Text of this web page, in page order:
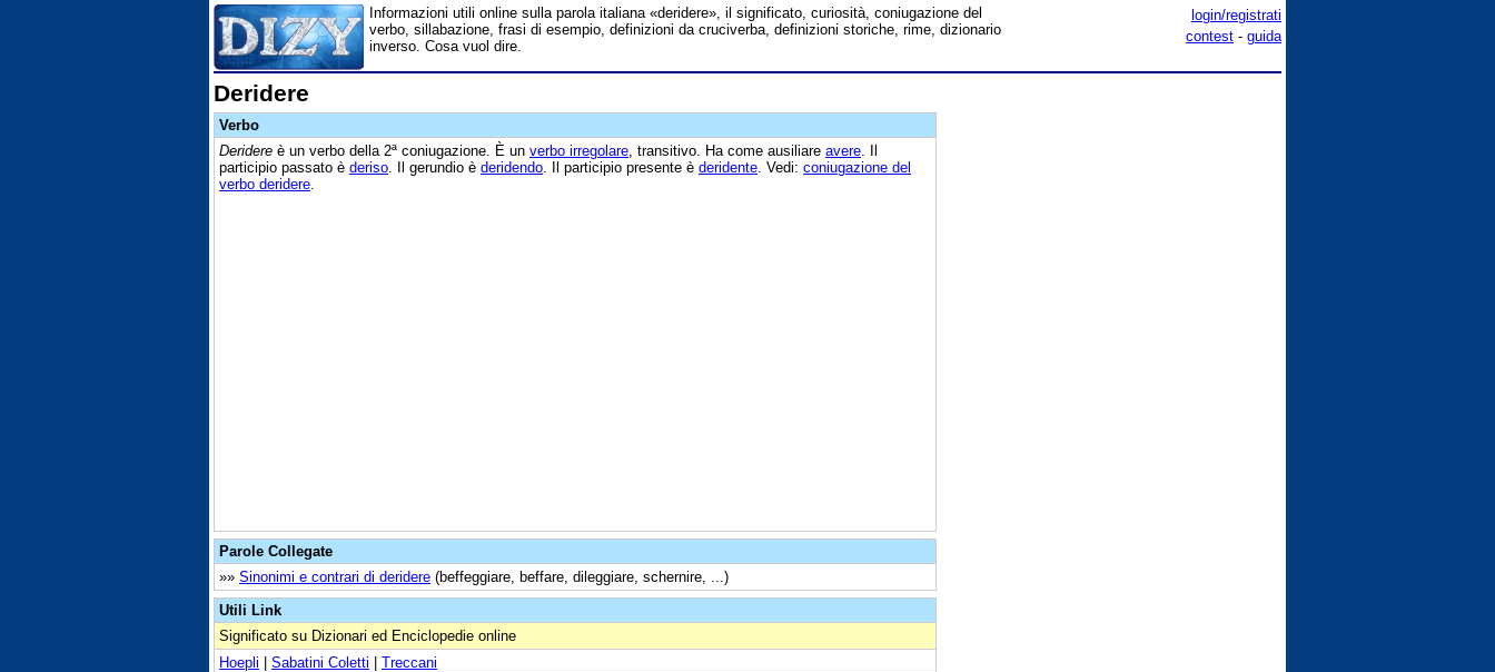
login/registrati
contest - guida
Informazioni utili online sulla parola italiana «deridere», il significato, curiosità, coniugazione del
verbo, sillabazione, frasi di esempio, definizioni da cruciverba, definizioni storiche, rime, dizionario
inverso. Cosa vuol dire.
Deridere
Verbo
Deridere è un verbo della 2ª coniugazione. È un verbo irregolare , transitivo. Ha come ausiliare avere . Il
participio passato è deriso . Il gerundio è deridendo . Il participio presente è deridente . Vedi: coniugazione del
verbo deridere
Parole Collegate
»» Sinonimi e contrari di deridere (beffeggiare, beffare, dileggiare, schernire, ...)
Utili Link
Significato su Dizionari ed Enciclopedie online
Hoepli | Sabatini Coletti | Treccani